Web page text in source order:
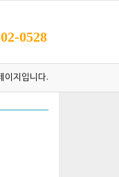
0528
이지입니다.